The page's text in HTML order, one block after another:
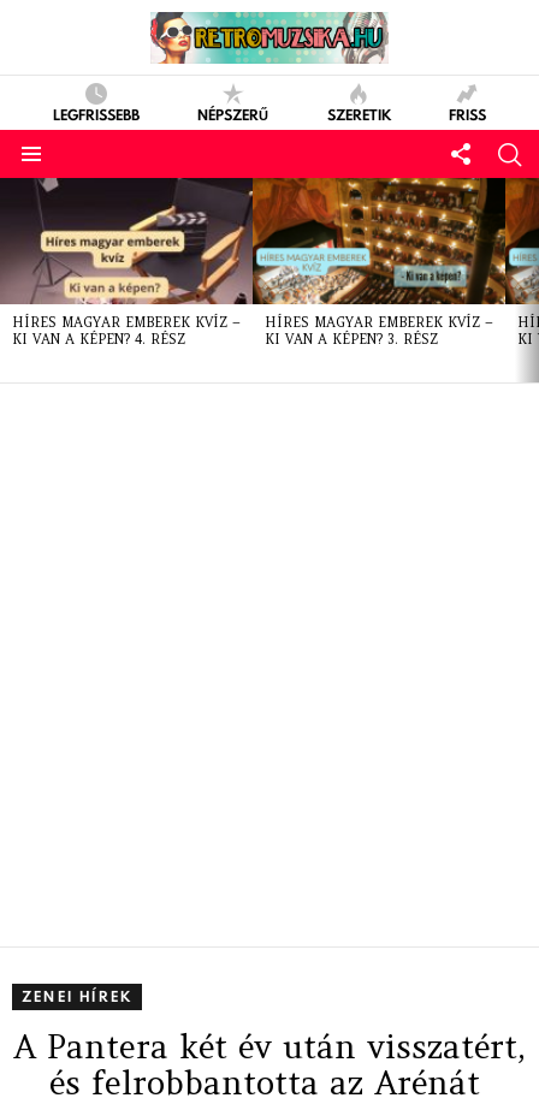
LEGFRISSEBB NÉPSZERŰ SZERETIK FRISS
LATEST
STORIES
HÍRES MAGYAR EMBEREK KVÍZ –
KI VAN A KÉPEN? 4. RÉSZ
HÍRES MAGYAR EMBEREK KVÍZ –
KI VAN A KÉPEN? 3. RÉSZ
KI
ZENEI HÍREK
A Pantera két év után visszatért,
és felrobbantotta az Arénát